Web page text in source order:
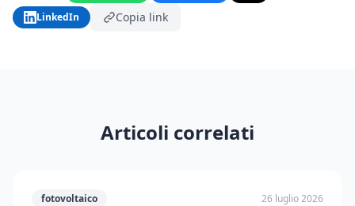
LinkedIn
Copia link
Articoli correlati
fotovoltaico 26 luglio 2026